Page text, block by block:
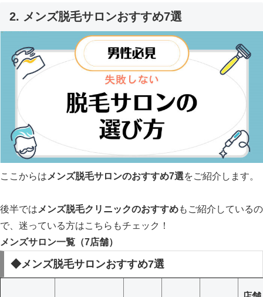
2. メンズ脱毛サロンおすすめ7選
ここからは メンズ脱毛サロンのおすすめ7選をご紹介します。
後半では メンズ脱毛クリニックのおすすめもご紹介しているの
で、迷っている方はこちらもチェック！
メンズサロン一覧（7店舗）
◆メンズ脱毛サロンおすすめ7選